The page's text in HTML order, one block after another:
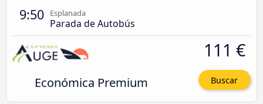
9:50 Esplanada
Parada de Autobús
Económica Premium
111 €
Buscar